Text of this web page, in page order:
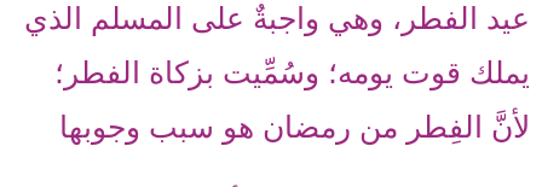
عيد الفطر، وهي واجبةٌ على المسلم الذي
يملك قوت يومه؛ وسُمِّيت بزكاة الفطر؛
لأنَّ الفِطر من رمضان هو سبب وجوبها